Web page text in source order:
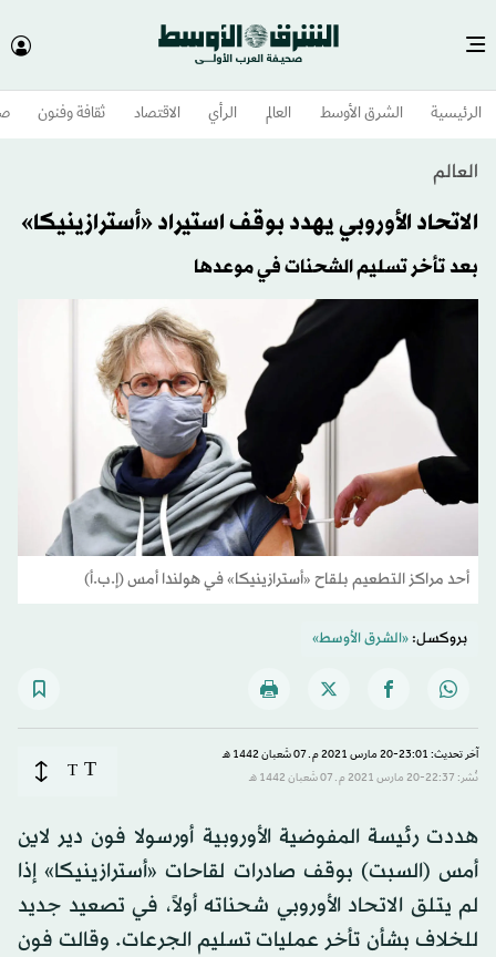
الرئيسية الشرق الأوسط​ العالم الرأي الاقتصاد ثقافة وفنون
العالم
الاتحاد الأوروبي يهدد بوقف استيراد «أسترازينيكا»
بعد تأخر تسليم الشحنات في موعدها
أحد مراكز التطعيم بلقاح «أسترازينيكا» في هولندا أمس (إ.ب.أ)
بروكسل:«الشرق الأوسط»
آخر تحديث: 23:01-20 مارس 2021 م ـ 07 شَعبان 1442 هـ
نُشر: 22:37-20 مارس 2021 م ـ 07 شَعبان 1442 هـ
T
T
هددت رئيسة المفوضية الأوروبية أورسولا فون دير لاين
أمس (السبت) بوقف صادرات لقاحات «أسترازينيكا» إذا
لم يتلق الاتحاد الأوروبي شحناته أولاً، في تصعيد جديد
للخلاف بشأن تأخر عمليات تسليم الجرعات. وقالت فون